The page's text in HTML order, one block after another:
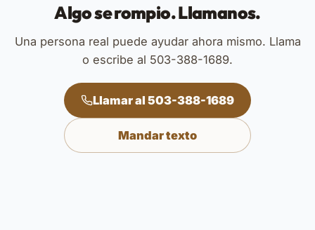
Algo se rompio. Llamanos.
Una persona real puede ayudar ahora mismo. Llama
o escribe al 503-388-1689.
Llamar al 503-388-1689
Mandar texto